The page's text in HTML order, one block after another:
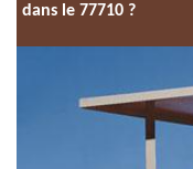
dans le 77710 ?